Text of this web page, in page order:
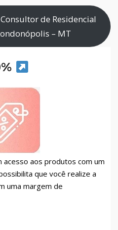
de Residencial
– MT
aos produtos com um
que você realize a
uma margem de